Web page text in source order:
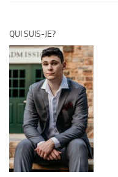
QUI SUIS-JE?